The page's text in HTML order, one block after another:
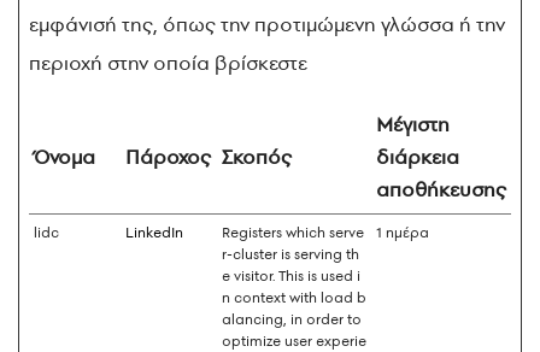
εμφάνισή της, όπως την προτιμώμενη γλώσσα ή την
περιοχή στην οποία βρίσκεστε
Όνομα Πάροχος Σκοπός
Μέγιστη
διάρκεια
αποθήκευσης
lidc LinkedIn
Registers which serve
r-cluster is serving th
e visitor. This is used i
n context with load b
alancing, in order to
optimize user experie
1 ημέρα